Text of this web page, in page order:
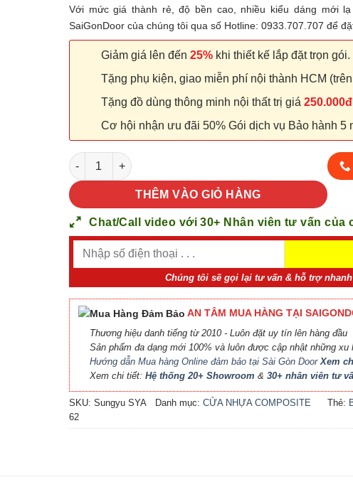
Với mức giá thành rẻ, độ bền cao, nhiều kiểu dáng mới
SaiGonDoor của chúng tôi qua số Hotline: 0933.707.707 để
Giảm giá lên đến 25% khi thiết kế lắp đặt trọn gói.
Tặng phụ kiện, giao miễn phí nội thành HCM
Tặng đồ dùng thông minh nội thất trị giá
Cơ hội nhận ưu đãi 50% Gói dịch vụ Bảo hành 5
Cửa nhựa Composite Sungyu SYA 62 số lượng
THÊM VÀO GIỎ HÀNG
Chat/Call video với 30+ Nhân viên tư vấn của
Chúng tôi sẽ gọi lại tư vấn & hỗ trợ
AN TÂM MUA HÀNG TẠI
Thương hiệu danh tiếng từ 2010 - Luôn đặt uy tín lên hàng đầu
Sản phẩm đa dạng mới 100% và luôn được cập nhật những xu
Hướng dẫn Mua hàng Online đảm bảo tại Sài Gòn DoorXem
Xem chi tiết: Hệ thống 20+ Showroom & 30+ nhân viên tư
SKU: Sungyu SYA
62
Danh mục: CỬA NHỰA COMPOSITE Thẻ: